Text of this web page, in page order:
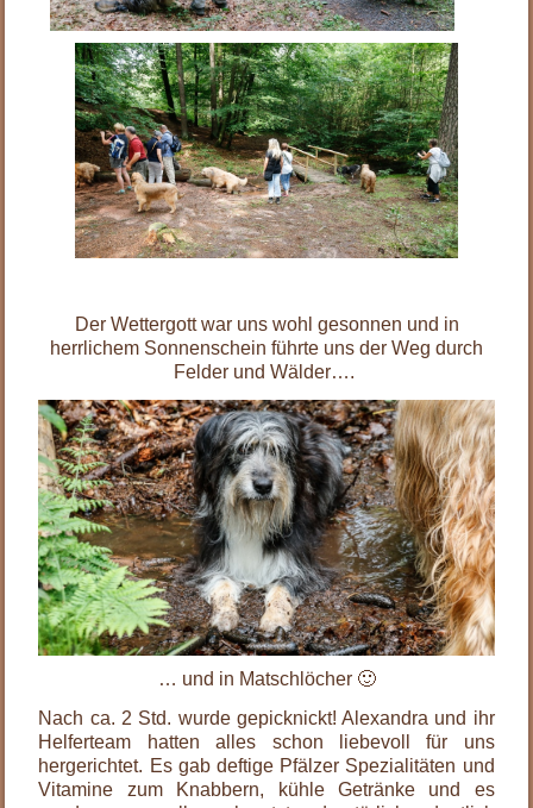
Der Wettergott war uns wohl gesonnen und in
herrlichem Sonnenschein führte uns der Weg durch
Felder und Wälder….
… und in Matschlöcher 🙂
Nach ca. 2 Std. wurde gepicknickt! Alexandra und ihr
Helferteam hatten alles schon liebevoll für uns
hergerichtet. Es gab deftige Pfälzer Spezialitäten und
Vitamine zum Knabbern, kühle Getränke und es